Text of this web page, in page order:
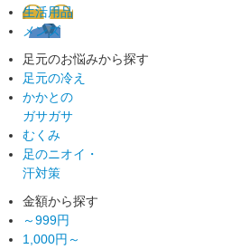
生活用品
メンズ
足元のお悩みから探す
足元の冷え
かかとの
ガサガサ
むくみ
足のニオイ・
汗対策
金額から探す
～999円
1,000円～